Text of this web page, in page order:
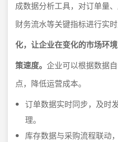
成数据分析工具，对订单量
财务流水等关键指标进行实时
化，让企业在变化的市场环
策速度。 企业可以根据数据
点，降低运营成本。
订单数据实时同步，及时
理。
库存数据与采购流程联动